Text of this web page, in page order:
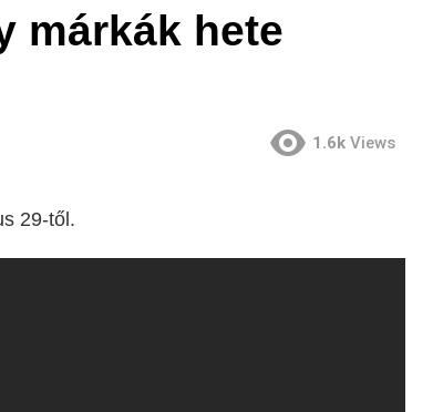
márkák hete
1.6k Views
29-től.